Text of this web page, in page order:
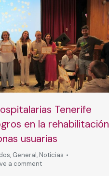
Tenerife
en la rehabilitación
usuarias
, General, Noticias
a comment